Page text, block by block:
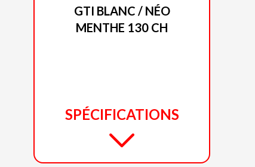
GTI BLANC / NÉO
MENTHE 130 CH
SPÉCIFICATIONS